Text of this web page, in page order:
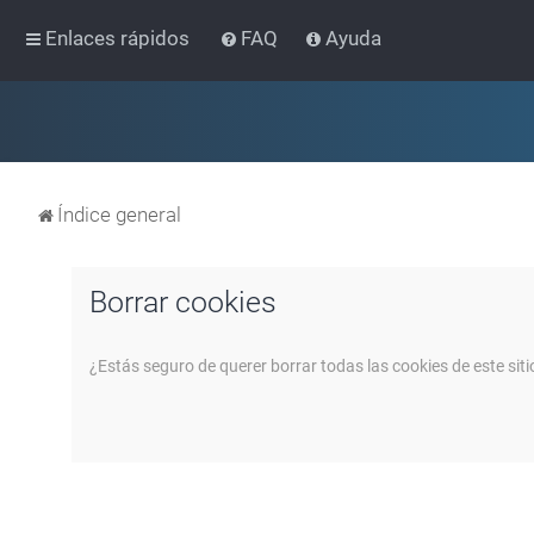
Enlaces rápidos FAQ Ayuda
Índice general
Borrar cookies
¿Estás seguro de querer borrar todas las cookies de este